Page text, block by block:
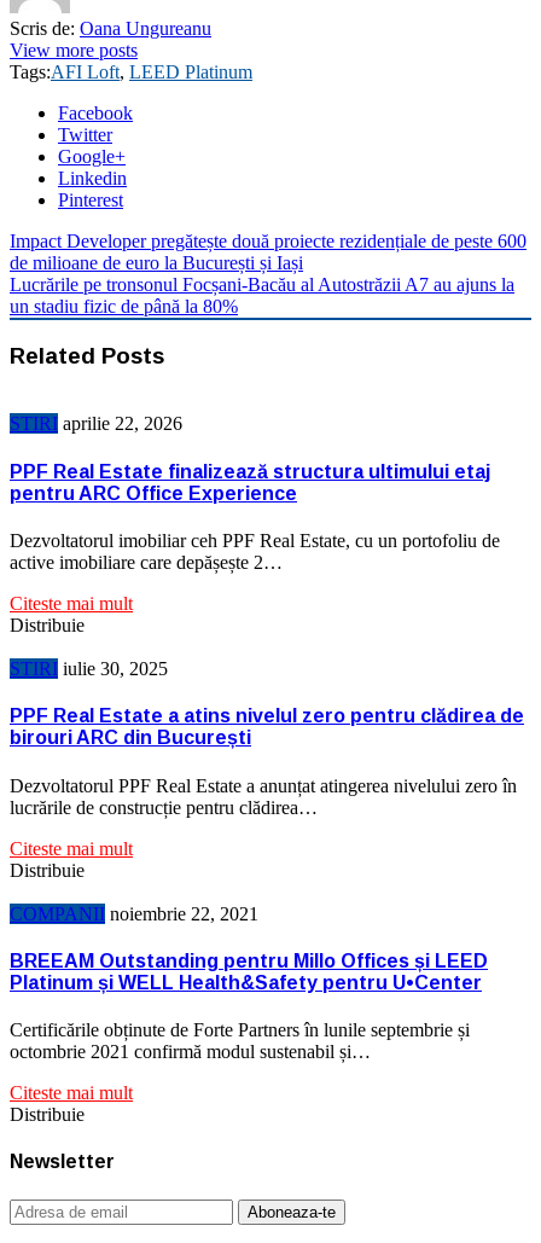
Scris de: Oana Ungureanu
View more posts
Tags:AFI Loft, LEED Platinum
Facebook
Twitter
Google+
Linkedin
Pinterest
Impact Developer pregătește două proiecte rezidențiale de peste 600
de milioane de euro la București și Iași
Lucrările pe tronsonul Focșani-Bacău al Autostrăzii A7 au ajuns la
un stadiu fizic de până la 80%
Related Posts
STIRI aprilie 22, 2026
PPF Real Estate finalizează structura ultimului etaj
pentru ARC Office Experience
Dezvoltatorul imobiliar ceh PPF Real Estate, cu un portofoliu de
active imobiliare care depășește 2…
Citeste mai mult
Distribuie
STIRI iulie 30, 2025
PPF Real Estate a atins nivelul zero pentru clădirea de
birouri ARC din București
Dezvoltatorul PPF Real Estate a anunțat atingerea nivelului zero în
lucrările de construcție pentru clădirea…
Citeste mai mult
Distribuie
COMPANII noiembrie 22, 2021
BREEAM Outstanding pentru Millo Offices și LEED
Platinum și WELL Health&Safety pentru U•Center
Certificările obținute de Forte Partners în lunile septembrie și
octombrie 2021 confirmă modul sustenabil și…
Citeste mai mult
Distribuie
Newsletter